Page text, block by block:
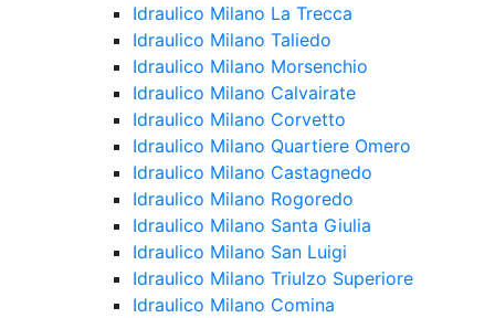
Idraulico Milano La Trecca
Idraulico Milano Taliedo
Idraulico Milano Morsenchio
Idraulico Milano Calvairate
Idraulico Milano Corvetto
Idraulico Milano Quartiere Omero
Idraulico Milano Castagnedo
Idraulico Milano Rogoredo
Idraulico Milano Santa Giulia
Idraulico Milano San Luigi
Idraulico Milano Triulzo Superiore
Idraulico Milano Comina